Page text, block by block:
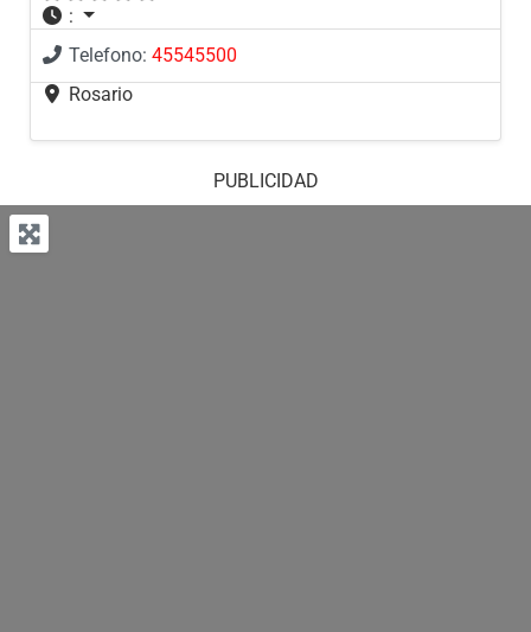
:
Telefono: 45545500
Rosario
PUBLICIDAD